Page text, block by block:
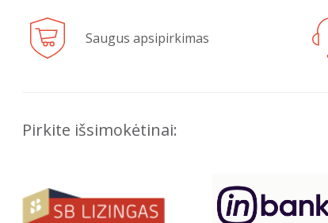
Saugus apsipirkimas
Pirkite išsimokėtinai: